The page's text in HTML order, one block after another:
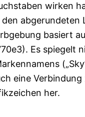
wirken
abgerundeten
basiert
Es spiegelt
eine Verbindung
her.